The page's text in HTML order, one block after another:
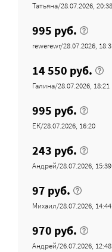
Татьяна/28.07.2026, 20:38
995 руб.
rewerewr/28.07.2026,
14 550 руб.
Галина/28.07.2026, 18:21
995 руб.
ЕК/28.07.2026, 16:20
243 руб.
Андрей/28.07.2026, 15:39
97 руб.
Михаил/28.07.2026, 14:44
970 руб.
Андрей/26.07.2026, 12:48